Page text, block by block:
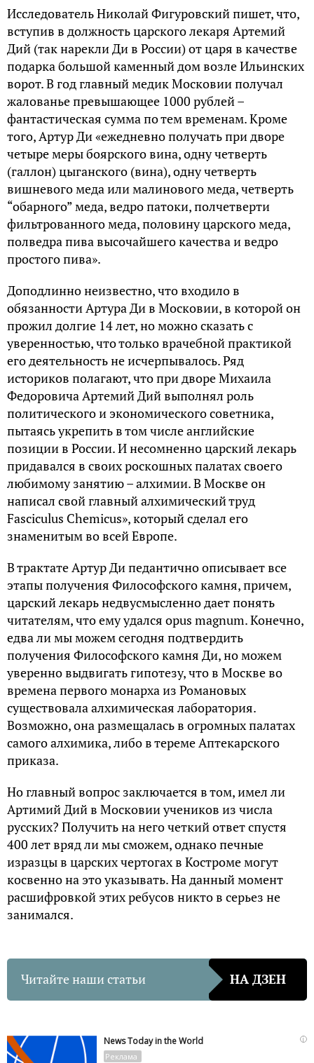
Исследователь Николай Фигуровский пишет, что,
вступив в должность царского лекаря Артемий
Дий (так нарекли Ди в России) от царя в качестве
подарка большой каменный дом возле Ильинских
ворот. В год главный медик Московии получал
жалованье превышающее 1000 рублей –
фантастическая сумма по тем временам. Кроме
того, Артур Ди «ежедневно получать при дворе
четыре меры боярского вина, одну четверть
(галлон) цыганского (вина), одну четверть
вишневого меда или малинового меда, четверть
“обарного” меда, ведро патоки, полчетверти
фильтрованного меда, половину царского меда,
полведра пива высочайшего качества и ведро
простого пива».
Доподлинно неизвестно, что входило в
обязанности Артура Ди в Московии, в которой он
прожил долгие 14 лет, но можно сказать с
уверенностью, что только врачебной практикой
его деятельность не исчерпывалось. Ряд
историков полагают, что при дворе Михаила
Федоровича Артемий Дий выполнял роль
политического и экономического советника,
пытаясь укрепить в том числе английские
позиции в России. И несомненно царский лекарь
придавался в своих роскошных палатах своего
любимому занятию – алхимии. В Москве он
написал свой главный алхимический труд
Fasciculus Chemicus», который сделал его
знаменитым во всей Европе.
В трактате Артур Ди педантично описывает все
этапы получения Философского камня, причем,
царский лекарь недвусмысленно дает понять
читателям, что ему удался opus magnum. Конечно,
едва ли мы можем сегодня подтвердить
получения Философского камня Ди, но можем
уверенно выдвигать гипотезу, что в Москве во
времена первого монарха из Романовых
существовала алхимическая лаборатория.
Возможно, она размещалась в огромных палатах
самого алхимика, либо в тереме Аптекарского
приказа.
Но главный вопрос заключается в том, имел ли
Артимий Дий в Московии учеников из числа
русских? Получить на него четкий ответ спустя
400 лет вряд ли мы сможем, однако печные
изразцы в царских чертогах в Костроме могут
косвенно на это указывать. На данный момент
расшифровкой этих ребусов никто в серьез не
занимался.
Читайте наши статьи НА ДЗЕН
i
News Today in the World